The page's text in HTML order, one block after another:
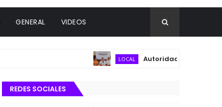
GENERAL VIDEOS
LOCAL Autoridades municipales y
REDES SOCIALES